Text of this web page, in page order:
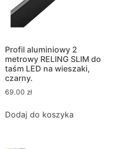
Profil aluminiowy 2
metrowy RELING SLIM do
taśm LED na wieszaki,
czarny.
69.00 zł
Dodaj do koszyka